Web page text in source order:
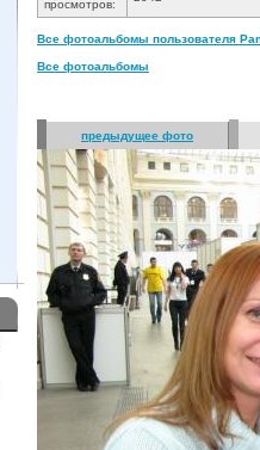
просмотров:
Все фотоальбомы пользователя
Все фотоальбомы
предыдущее фото